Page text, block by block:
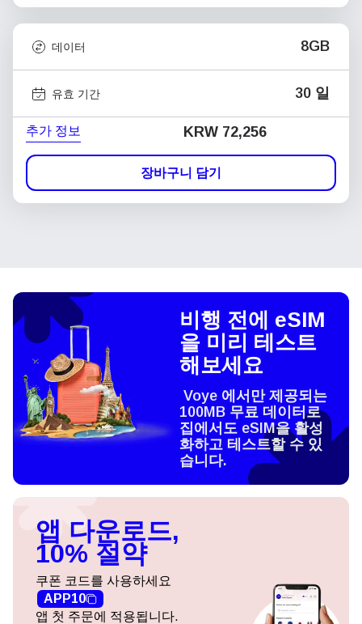
데이터 8GB
유효 기간 30 일
추가 정보 KRW 72,256
장바구니 담기
비행 전에 eSIM
을 미리 테스트
해보세요
Voye 에서만 제공되는
100MB 무료 데이터로
집에서도 eSIM을 활성
화하고 테스트할 수 있
습니다.
앱 다운로드,
10% 절약
쿠폰 코드를 사용하세요
APP10
앱 첫 주문에 적용됩니다.